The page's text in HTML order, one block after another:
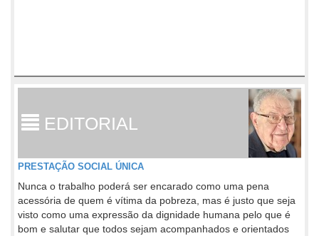
EDITORIAL
PRESTAÇÃO SOCIAL ÚNICA
Nunca o trabalho poderá ser encarado como uma pena
acessória de quem é vítima da pobreza, mas é justo que seja
visto como uma expressão da dignidade humana pelo que é
bom e salutar que todos sejam acompanhados e orientados